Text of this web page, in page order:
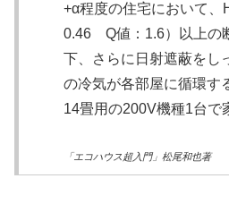
+α程度の住宅において、
0.46 Q値：1.6）以上の
下、さらに日射遮蔽をし
の冷気が各部屋に循環す
14畳用の200V機種1台で
「エコハウス超入門」松尾和也著